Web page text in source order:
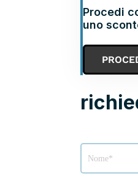
Procedi
uno
richiesta
info
veicolo